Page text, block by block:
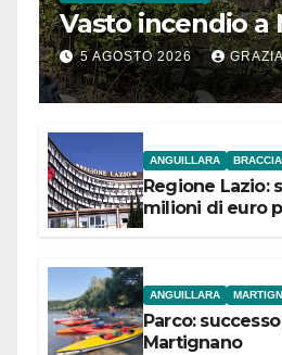
Vasto incendio a
5 AGOSTO 2026
ANGUILLARA
Regione Lazio:
milioni di euro
ANGUILLARA
Parco:
Martignano